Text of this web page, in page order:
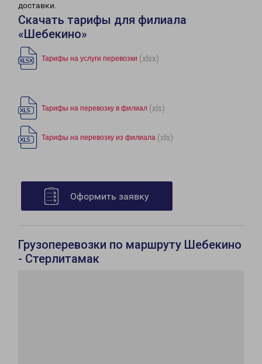
доставки.
Скачать тарифы для филиала
«Шебекино»
Тарифы на услуги перевозки (xlsx)
Тарифы на перевозку в филиал (xls)
Тарифы на перевозку из филиала (xls)
Оформить заявку
Грузоперевозки по маршруту Шебекино
- Стерлитамак